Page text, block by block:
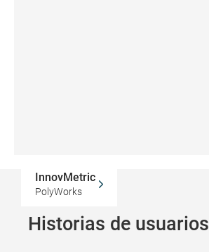
InnovMetric
PolyWorks
Historias de usuarios